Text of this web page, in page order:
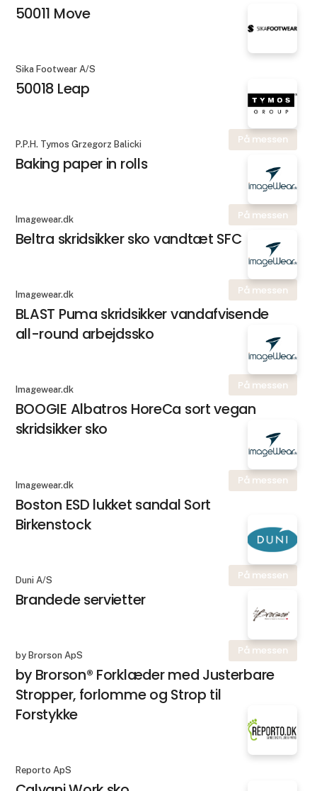
50011 Move
Sika Footwear A/S
50018 Leap
På messen
P.P.H. Tymos Grzegorz Balicki
Baking paper in rolls
På messen
Imagewear.dk
Beltra skridsikker sko vandtæt SFC
På messen
Imagewear.dk
BLAST Puma skridsikker vandafvisende
all-round arbejdssko
På messen
Imagewear.dk
BOOGIE Albatros HoreCa sort vegan
skridsikker sko
På messen
Imagewear.dk
Boston ESD lukket sandal Sort
Birkenstock
På messen
Duni A/S
Brandede servietter
På messen
by Brorson ApS
by Brorson® Forklæder med Justerbare
Stropper, forlomme og Strop til
Forstykke
Reporto ApS